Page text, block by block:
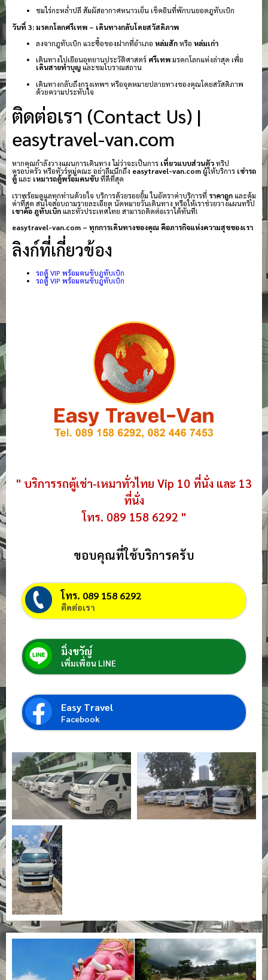
ชมไร่กะหล่ำปลี สัมผัสอากาศหนาวเย็น เช็คอินที่พักบนยอดภูทับเบิก
วันที่ 3: มรดกโลกศรีเทพ – เดินทางกลับโดยสวัสดิภาพ
ลงจากภูทับเบิก แวะซื้อของฝากที่อำเภอ หล่มสักหรือ หล่มเก่า
เดินทางไปเยือนอุทยานประวัติศาสตร์ ศรีเทพมรดกโลกแห่งล่าสุด เพื่อ
เดินสายทำบุญและชมโบราณสถาน
เดินทางกลับถึงกรุงเทพฯ หรือจุดหมายปลายทางของคุณโดยสวัสดิภาพ
ด้วยความประทับใจ
ติดต่อเรา (Contact Us) |
easytravel-van.com
หากคุณกำลังวางแผนการเดินทาง ไม่ว่าจะเป็นการ เที่ยวแบบส่วนตัวทริป
ครอบครัว หรือทัวร์หมู่คณะ อย่าลืมนึกถึง easytravel-van.comผู้ให้บริการ เช่ารถ
ตู้และ เหมารถตู้พร้อมคนขับที่ดีที่สุด
เราพร้อมดูแลทุกท่านด้วยใจ บริการด้วยรอยยิ้ม ในอัตราค่าบริการที่ ราคาถูกและคุ้ม
ค่าที่สุด สนใจสอบถามรายละเอียด นัดหมายวันเดินทาง หรือให้เราช่วยวางแผนทริป
เขาค้อภูทับเบิกและทั่วประเทศไทย สามารถติดต่อเราได้ทันที!
easytravel-van.com – ทุกการเดินทางของคุณ คือภารกิจแห่งความสุขของเรา
ลิงก์ที่เกี่ยวข้อง
รถตู้ VIP พร้อมคนขับภูทับเบิก
รถตู้ VIP พร้อมคนขับภูทับเบิก
" บริการรถตู้เช่า-เหมาทั่วไทย Vip 10 ที่นั่ง และ 13
ที่นั่ง
โทร. 089 158 6292 "
ขอบคุณที่ใช้บริการครับ
โทร. 089 158 6292
ติดต่อเรา
มิ่งขวัญ์
เพิ่มเพื่อน LINE
Easy Travel
Facebook